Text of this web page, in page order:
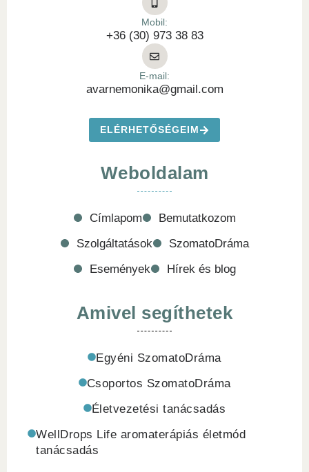
Mobil:
+36 (30) 973 38 83
E-mail:
avarnemonika@gmail.com
ELÉRHETŐSÉGEIM
Weboldalam
Címlapom
Bemutatkozom
Szolgáltatások
SzomatoDráma
Események
Hírek és blog
Amivel segíthetek
Egyéni SzomatoDráma
Csoportos SzomatoDráma
Életvezetési tanácsadás
WellDrops Life aromaterápiás életmód
tanácsadás